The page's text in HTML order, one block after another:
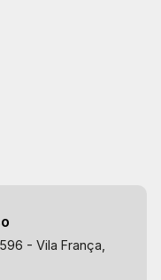
- Vila França,